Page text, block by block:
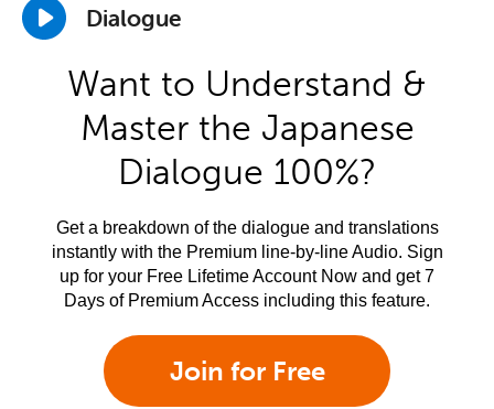
Dialogue
Want to Understand &
Master the Japanese
Dialogue 100%?
Get a breakdown of the dialogue and translations
instantly with the Premium line-by-line Audio. Sign
up for your Free Lifetime Account Now and get 7
Days of Premium Access including this feature.
Join for Free